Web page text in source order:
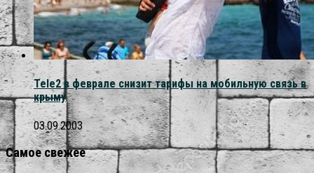
Tele2 в феврале снизит тарифы на мобильную связь в
крыму
03.09.2003
Самое свежее